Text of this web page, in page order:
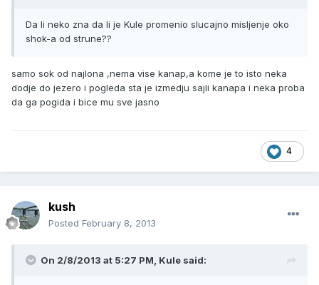
Da li neko zna da li je Kule promenio slucajno misljenje oko
shok-a od strune??
samo sok od najlona ,nema vise kanap,a kome je to isto neka
dodje do jezero i pogleda sta je izmedju sajli kanapa i neka proba
da ga pogida i bice mu sve jasno
4
kush
Posted February 8, 2013
On 2/8/2013 at 5:27 PM, Kule said: